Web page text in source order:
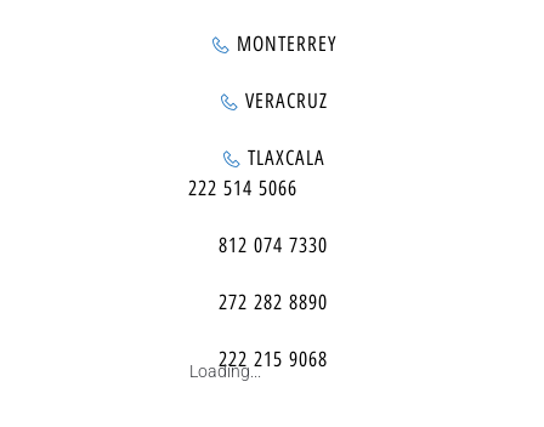
MONTERREY
VERACRUZ
TLAXCALA
222 514 5066
812 074 7330
272 282 8890
222 215 9068
Loading...